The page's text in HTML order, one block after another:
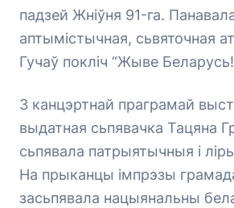
падзей Жніўня 91-га.
аптымістычная, сьвяточная
Гучаў покліч “Жыве
З канцэртнай праграмай
выдатная сьпявачка Тацяна
сьпявала патрыятычныя і
На прыканцы імпрэзы
засьпявала нацыянальны